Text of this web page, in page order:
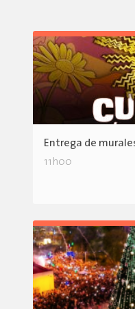
Entrega de
11h00